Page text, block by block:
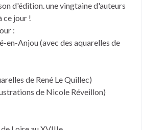
d'édition. une vingtaine d'auteurs
ce jour !
:
en-Anjou (avec des aquarelles de
de René Le Quillec)
de Nicole Réveillon)